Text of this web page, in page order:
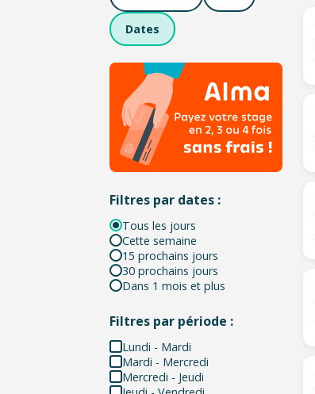
Dates
Filtres par dates :
Tous les jours
Cette semaine
15 prochains jours
30 prochains jours
Dans 1 mois et plus
Filtres par période :
Lundi - Mardi
Mardi - Mercredi
Mercredi - Jeudi